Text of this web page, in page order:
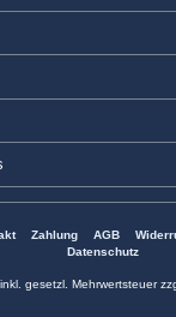
Zahlung AGB
Datenschutz
gesetzl. Mehrwertsteuer